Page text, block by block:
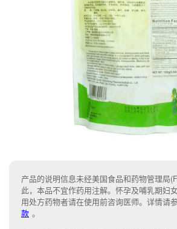
产品的说明信息未经美国食品和药物管理局
此，本品不宜作药用注解。怀孕及哺乳期妇
用处方药物者请在使用前咨询医师。详情请
款 。